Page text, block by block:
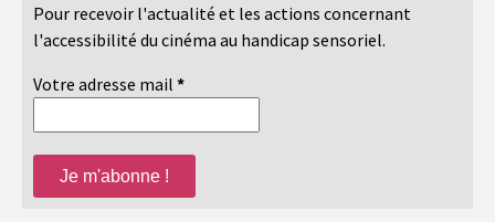
Pour recevoir l'actualité et les actions concernant
l'accessibilité du cinéma au handicap sensoriel.
Votre adresse mail *